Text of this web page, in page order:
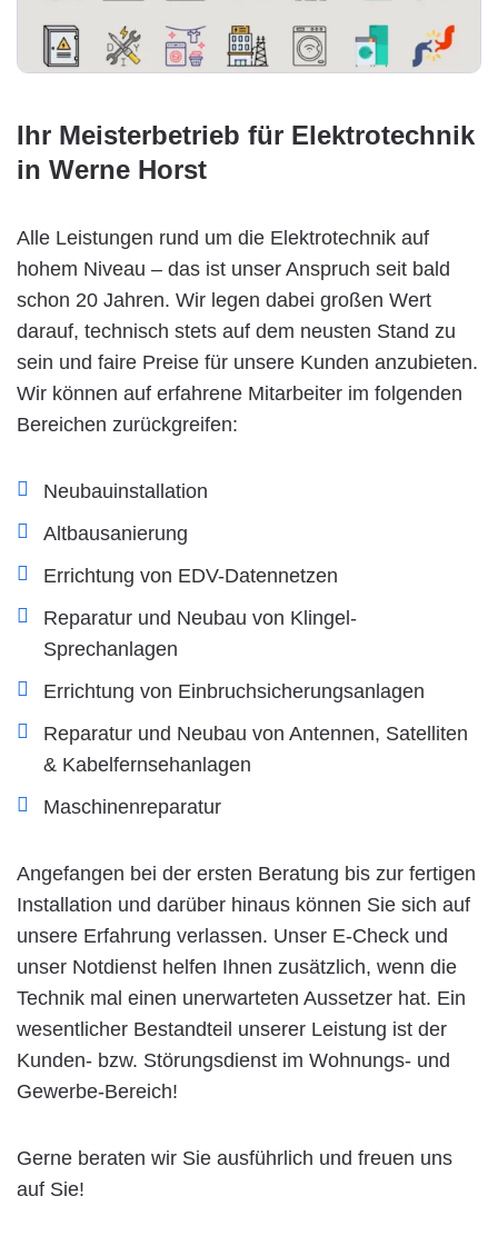
Ihr Meisterbetrieb für Elektrotechnik
in Werne Horst
Alle Leistungen rund um die Elektrotechnik auf
hohem Niveau – das ist unser Anspruch seit bald
schon 20 Jahren. Wir legen dabei großen Wert
darauf, technisch stets auf dem neusten Stand zu
sein und faire Preise für unsere Kunden anzubieten.
Wir können auf erfahrene Mitarbeiter im folgenden
Bereichen zurückgreifen:
Neubauinstallation
Altbausanierung
Errichtung von EDV-Datennetzen
Reparatur und Neubau von Klingel-
Sprechanlagen
Errichtung von Einbruchsicherungsanlagen
Reparatur und Neubau von Antennen, Satelliten
& Kabelfernsehanlagen
Maschinenreparatur
Angefangen bei der ersten Beratung bis zur fertigen
Installation und darüber hinaus können Sie sich auf
unsere Erfahrung verlassen. Unser E-Check und
unser Notdienst helfen Ihnen zusätzlich, wenn die
Technik mal einen unerwarteten Aussetzer hat. Ein
wesentlicher Bestandteil unserer Leistung ist der
Kunden- bzw. Störungsdienst im Wohnungs- und
Gewerbe-Bereich!
Gerne beraten wir Sie ausführlich und freuen uns
auf Sie!